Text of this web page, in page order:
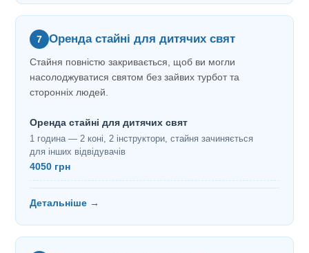
7 Оренда стайні для дитячих свят
Стайня повністю закривається, щоб ви могли
насолоджуватися святом без зайвих турбот та
сторонніх людей.
Оренда стайні для дитячих свят
1 година — 2 коні, 2 інструктори, стайня зачиняється
для інших відвідувачів
4050 грн
Детальніше →